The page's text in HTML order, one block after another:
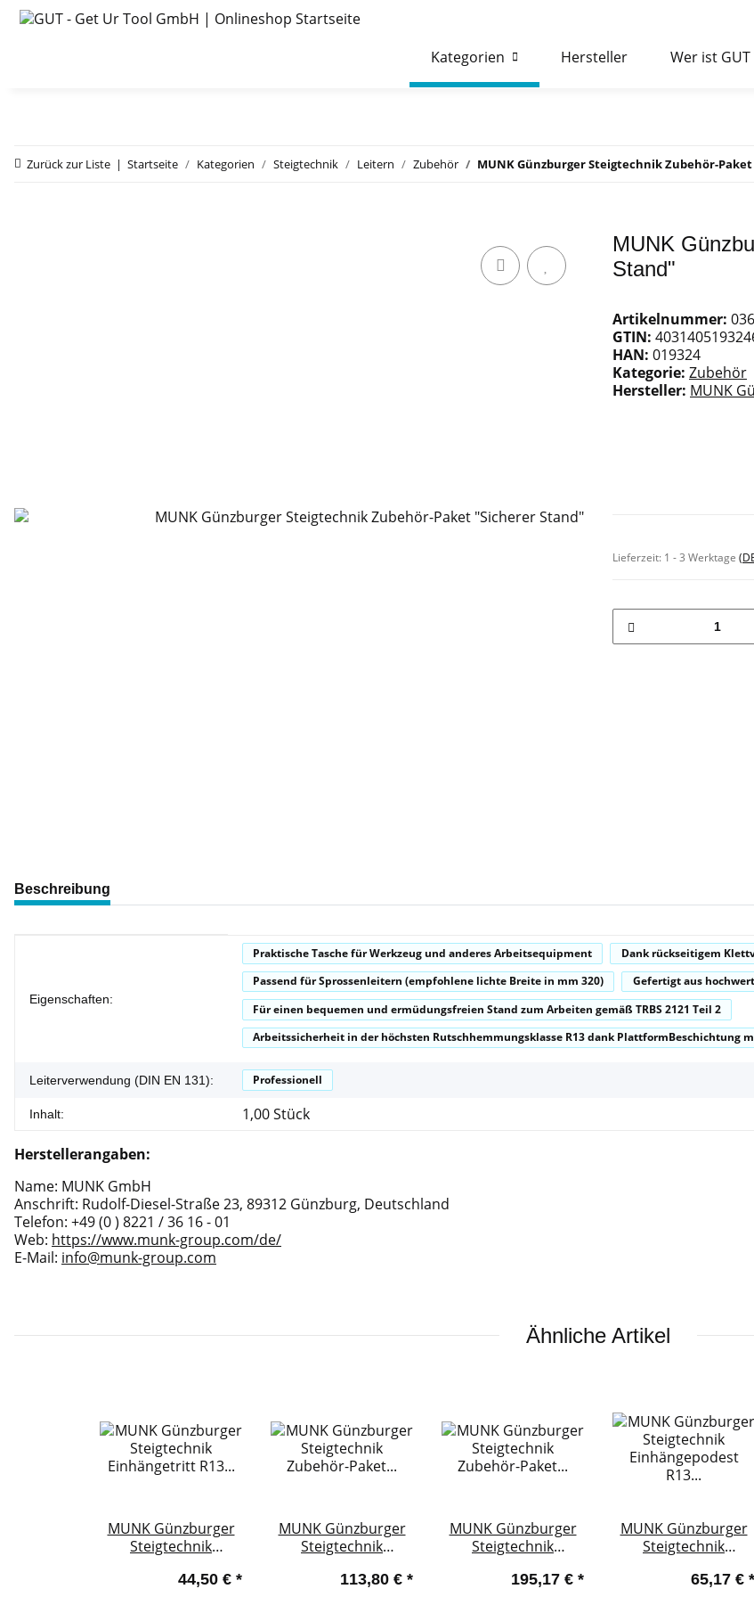
Kategorien Hersteller Wer ist GUT
Zurück zur Liste Startseite Kategorien Steigtechnik Leitern Zubehör MUNK Günzburger Steigtechnik Zubehör-
MUNK
Stand"
Artikelnummer:
GTIN:
HAN: 019324
Kategorie: Zubehör
Hersteller: MUNK
Lieferzeit: 1 - 3 Werktage
weitere Registerkarten anzeigen
Beschreibung
Eigenschaften:
Praktische Tasche für Werkzeug und anderes Arbeitsequipment
Dank rückseitigem
Passend für Sprossenleitern (empfohlene lichte Breite in mm 320)
Gefertigt aus
Für einen bequemen und ermüdungsfreien Stand zum Arbeiten gemäß TRBS 2121 Teil 2
Arbeitssicherheit in der höchsten Rutschhemmungsklasse R13 dank PlattformBeschichtung
Leiterverwendung (DIN EN 131): Professionell
Inhalt: 1,00 Stück
Herstellerangaben:
Name: MUNK GmbH
Anschrift: Rudolf-Diesel-Straße 23, 89312 Günzburg, Deutschland
Telefon: +49 (0 ) 8221 / 36 16 - 01
Web: https://www.munk-group.com/de/
E-Mail: info@munk-group.com
Ähnliche Artikel
MUNK Günzburger
Steigtechnik
Sprossenleitern
44,50 € *
MUNK Günzburger
Steigtechnik
"Praktische Helfer 2"
113,80 € *
MUNK Günzburger
Steigtechnik
"Ergonomie"
195,17 € *
MUNK Günzburger
Steigtechnik
für Sprossenleitern
65,17 € *